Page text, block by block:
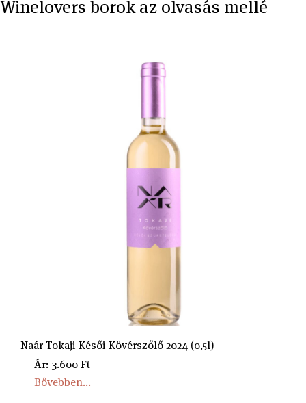
Winelovers borok az olvasás mellé
Naár Tokaji Késői Kövérszőlő 2024 (0,5l)
Ár: 3.600 Ft
Bővebben...